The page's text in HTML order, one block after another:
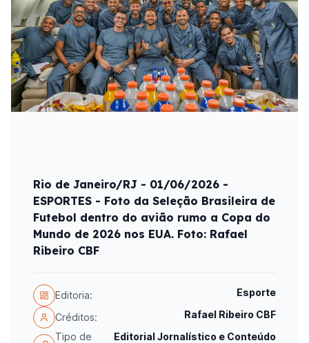
Rio de Janeiro/RJ - 01/06/2026 -
ESPORTES - Foto da Seleção Brasileira de
Futebol dentro do avião rumo a Copa do
Mundo de 2026 nos EUA. Foto: Rafael
Ribeiro CBF
Editoria: Esporte
Créditos:
Rafael Ribeiro CBF
Tipo de
Editorial Jornalístico e Conteúdo